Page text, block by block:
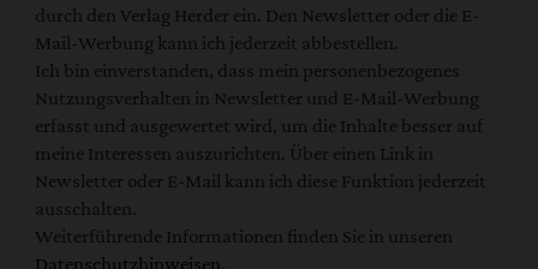
durch den Verlag Herder ein. Den Newsletter oder die E-
Mail-Werbung kann ich jederzeit abbestellen.
Ich bin einverstanden, dass mein personenbezogenes
Nutzungsverhalten in Newsletter und E-Mail-Werbung
erfasst und ausgewertet wird, um die Inhalte besser auf
meine Interessen auszurichten. Über einen Link in
Newsletter oder E-Mail kann ich diese Funktion jederzeit
ausschalten.
Weiterführende Informationen finden Sie in unseren
Datenschutzhinweisen